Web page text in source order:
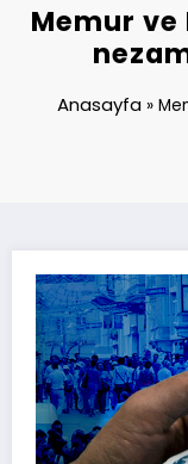
Memur ve
Anasayfa »